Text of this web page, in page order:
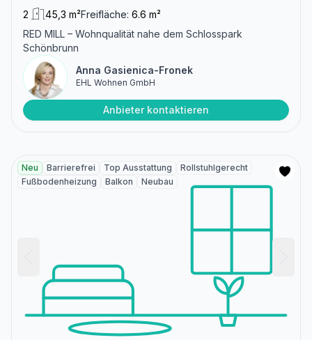
2 45,3 m²Freifläche: 6.6 m²
RED MILL – Wohnqualität nahe dem Schlosspark
Schönbrunn
Anna Gasienica-Fronek
EHL Wohnen GmbH
Anbieter kontaktieren
Neu Barrierefrei Top Ausstattung
Rollstuhlgerecht
Fußbodenheizung
Balkon Neubau